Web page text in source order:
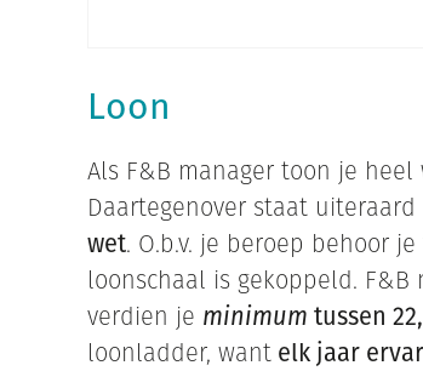
Loon
Als F&B manager toon je
Daartegenover staat
wet. O.b.v. je beroep behoor
loonschaal is gekoppeld.
verdien je minimum tussen
loonladder, want elk jaar